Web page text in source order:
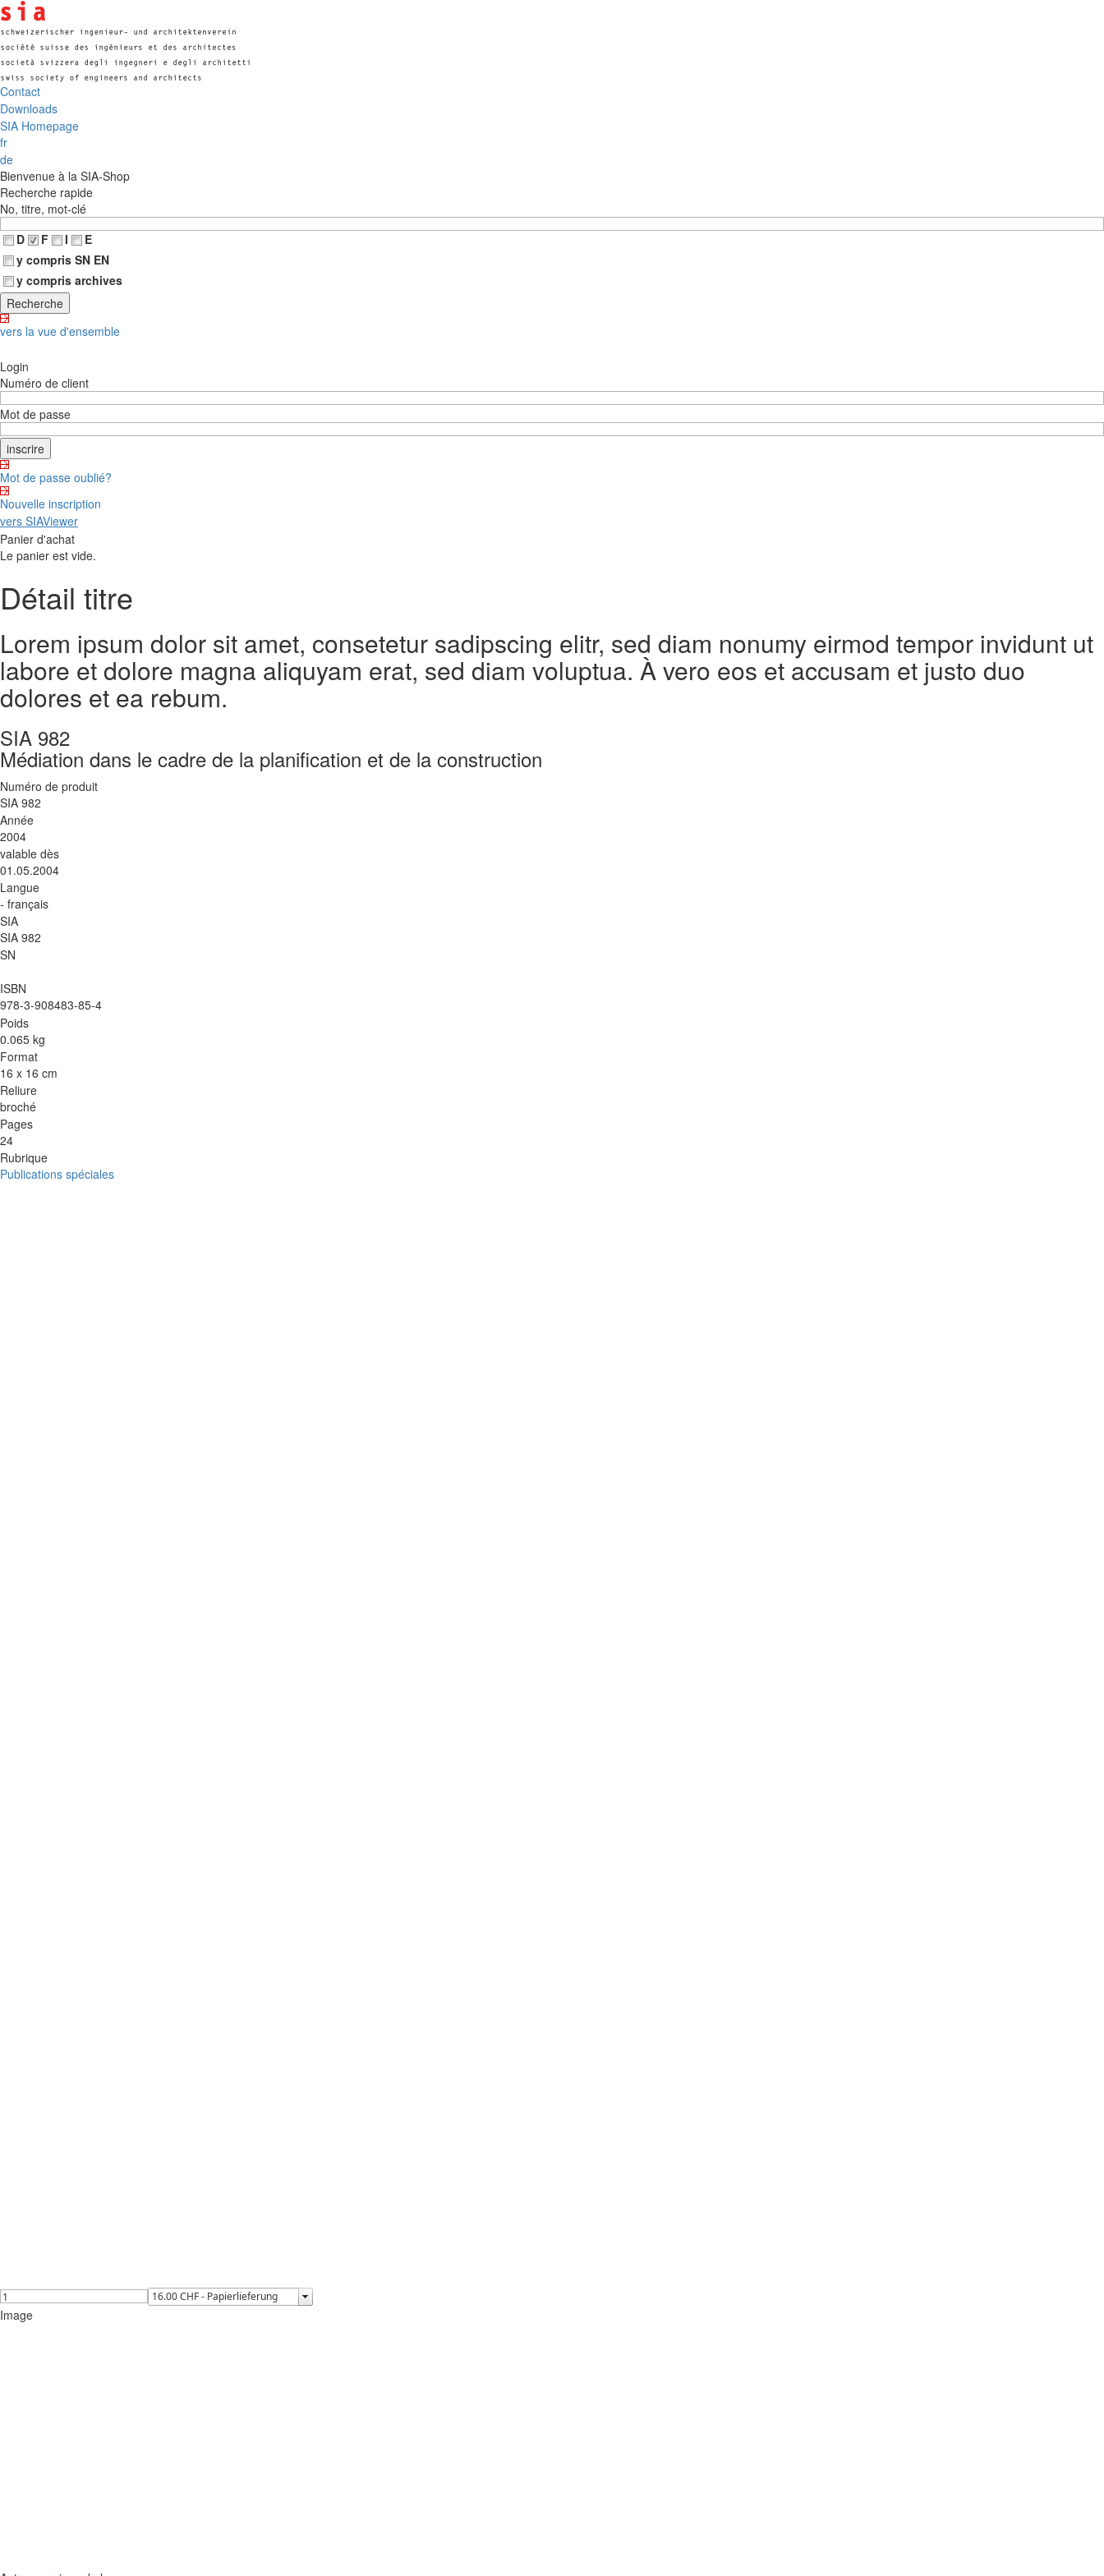
Contact
Downloads
SIA Homepage
fr
de
Bienvenue à la SIA-Shop
Recherche rapide
No, titre, mot-clé
D
F I
E
y compris SN EN
y compris archives
vers la vue d'ensemble
Login
Numéro de client
Mot de passe
Mot de passe oublié?
Nouvelle inscription
vers SIAViewer
Panier d'achat
Le panier est vide.
Détail titre
Lorem ipsum dolor sit amet, consetetur sadipscing elitr, sed diam nonumy eirmod tempor invidunt ut
labore et dolore magna aliquyam erat, sed diam voluptua. À vero eos et accusam et justo duo
dolores et ea rebum.
SIA 982
Médiation dans le cadre de la planification et de la construction
Numéro de produit
SIA 982
Année
2004
valable dès
01.05.2004
Langue
- français
SIA
SIA 982
SN
ISBN
978-3-908483-85-4
Poids
0.065 kg
Format
16 x 16 cm
Reliure
broché
Pages
24
Rubrique
Publications spéciales
Image